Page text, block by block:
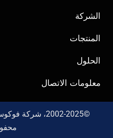
الشركة
المنتجات
الحلول
معلومات الاتصال
©2002-2025،